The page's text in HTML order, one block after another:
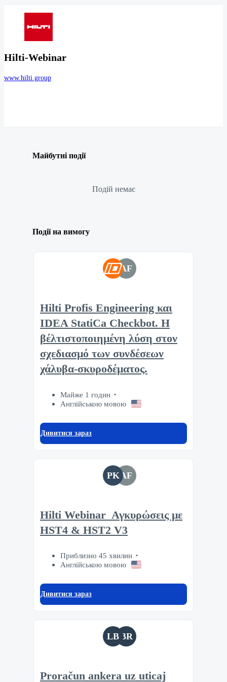
Hilti-Webinar
www.hilti.group
Майбутні події
Подій немає
Події на вимогу
AF
Hilti Profis Engineering και
IDEA StatiCa Checkbot. Η
βέλτιστοποιημένη λύση στον
σχεδιασμό των συνδέσεων
χάλυβα-σκυροδέματος.
Майже 1 годин
Англійською мовою
Дивитися зараз
PK AF
Hilti Webinar_Αγκυρώσεις με
HST4 & HST2 V3
Приблизно 45 хвилин
Англійською мовою
Дивитися зараз
LB BR
Proračun ankera uz uticaj